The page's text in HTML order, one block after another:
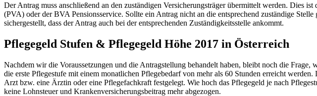
Der Antrag muss anschließend an den zuständigen Versicherungsträger übermittelt werden. Dies
(PVA) oder der BVA Pensionsservice. Sollte ein Antrag nicht an die entsprechend zuständige
sichergestellt, dass der Antrag auch bei der entsprechenden Zuständigkeitsstelle ankommt.
Pflegegeld Stufen & Pflegegeld Höhe 2017 in Österreich
Nachdem wir die Voraussetzungen und die Antragstellung behandelt haben, bleibt noch die
die erste Pflegestufe mit einem monatlichen Pflegebedarf von mehr als 60 Stunden erreicht
Arzt bzw. eine Ärztin oder eine Pflegefachkraft festgelegt. Wie hoch das Pflegegeld je nach
keine Lohnsteuer und Krankenversicherungsbeitrag mehr abgezogen.